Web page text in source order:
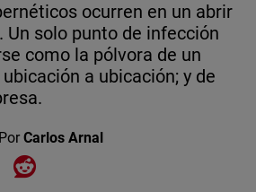
ocurren en un abrir
Un solo punto de infección
como la pólvora de un
a ubicación; y de
Por Carlos Arnal
Facebook
Share on XShare on Reddit